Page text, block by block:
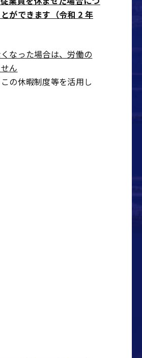
ができます（令和 2 年
なった場合は、労働の
ん
の休暇制度等を活用し